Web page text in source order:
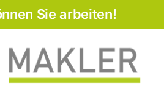
Sie arbeiten!